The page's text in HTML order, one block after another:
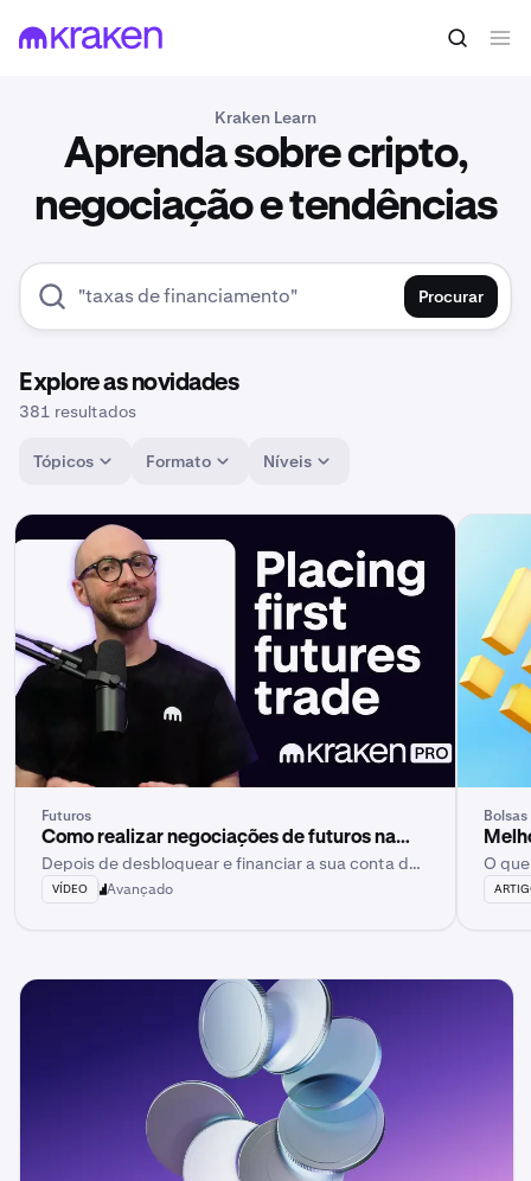
Kraken Learn
Aprenda sobre cripto,
negociação e tendências
Procurar
Explore as novidades
381 resultados
Tópicos Formato Níveis
Futuros
Como realizar negociações de futuros na
Kraken Pro
Depois de desbloquear e financiar a sua conta de
futuros na Kraken Pro, está pronto para realizar a
sua primeira negociação de futuros.
VÍDEO Avançado
Bolsas
O